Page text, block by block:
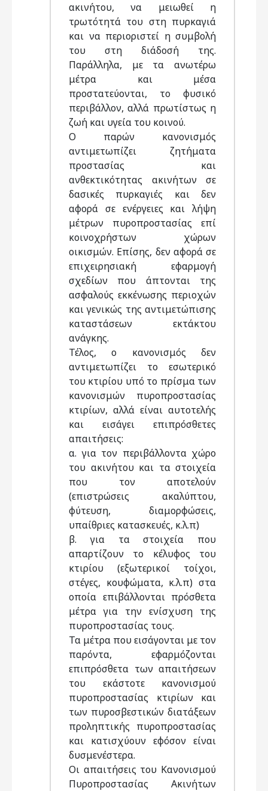
ακινήτου, να μειωθεί η
τρωτότητά του στη πυρκαγιά
και να περιοριστεί η συμβολή
του στη διάδοσή της.
Παράλληλα, με τα ανωτέρω
μέτρα και μέσα
προστατεύονται, το φυσικό
περιβάλλον, αλλά πρωτίστως η
ζωή και υγεία του κοινού.
Ο παρών κανονισμός
αντιμετωπίζει ζητήματα
προστασίας και
ανθεκτικότητας ακινήτων σε
δασικές πυρκαγιές και δεν
αφορά σε ενέργειες και λήψη
μέτρων πυροπροστασίας επί
κοινοχρήστων χώρων
οικισμών. Επίσης, δεν αφορά σε
επιχειρησιακή εφαρμογή
σχεδίων που άπτονται της
ασφαλούς εκκένωσης περιοχών
και γενικώς της αντιμετώπισης
καταστάσεων εκτάκτου
ανάγκης.
Τέλος, ο κανονισμός δεν
αντιμετωπίζει το εσωτερικό
του κτιρίου υπό το πρίσμα των
κανονισμών πυροπροστασίας
κτιρίων, αλλά είναι αυτοτελής
και εισάγει επιπρόσθετες
απαιτήσεις:
α. για τον περιβάλλοντα χώρο
του ακινήτου και τα στοιχεία
που τον αποτελούν
(επιστρώσεις ακαλύπτου,
φύτευση, διαμορφώσεις,
υπαίθριες κατασκευές, κ.λ.π)
β. για τα στοιχεία που
απαρτίζουν το κέλυφος του
κτιρίου (εξωτερικοί τοίχοι,
στέγες, κουφώματα, κ.λ.π) στα
οποία επιβάλλονται πρόσθετα
μέτρα για την ενίσχυση της
πυροπροστασίας τους.
Τα μέτρα που εισάγονται με τον
παρόντα, εφαρμόζονται
επιπρόσθετα των απαιτήσεων
του εκάστοτε κανονισμού
πυροπροστασίας κτιρίων και
των πυροσβεστικών διατάξεων
προληπτικής πυροπροστασίας
και κατισχύουν εφόσον είναι
δυσμενέστερα.
Οι απαιτήσεις του Κανονισμού
Πυροπροστασίας Ακινήτων